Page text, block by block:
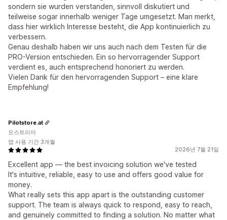
sondern sie wurden verstanden, sinnvoll diskutiert und
teilweise sogar innerhalb weniger Tage umgesetzt. Man merkt,
dass hier wirklich Interesse besteht, die App kontinuierlich zu
verbessern.
Genau deshalb haben wir uns auch nach dem Testen für die
PRO-Version entschieden. Ein so hervorragender Support
verdient es, auch entsprechend honoriert zu werden.
Vielen Dank für den hervorragenden Support – eine klare
Empfehlung!
2026년 7월 21일
Excellent app — the best invoicing solution we've tested
It's intuitive, reliable, easy to use and offers good value for
money.
What really sets this app apart is the outstanding customer
support. The team is always quick to respond, easy to reach,
and genuinely committed to finding a solution. No matter what
Pilotstore.at
오스트리아
앱 사용 기간 3개월